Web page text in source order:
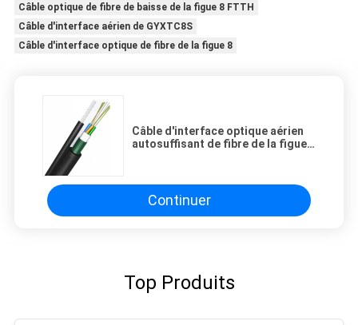
Câble optique de fibre de baisse de la figue 8 FTTH
Câble d'interface aérien de GYXTC8S
Câble d'interface optique de fibre de la figue 8
Câble d'interface optique aérien
autosuffisant de fibre de la figue 8
Continuer
Top Produits